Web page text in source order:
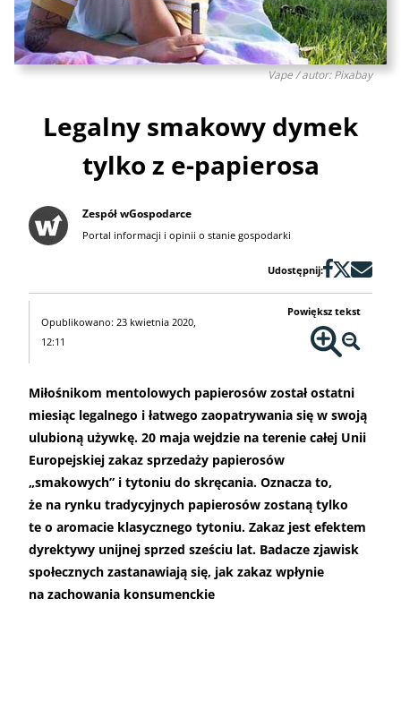
Vape / autor: Pixabay
Legalny smakowy dymek
tylko z e-papierosa
Zespół wGospodarce
Portal informacji i opinii o stanie gospodarki
Udostępnij:
Opublikowano: 23 kwietnia 2020,
12:11
Powiększ tekst
Miłośnikom mentolowych papierosów został ostatni
miesiąc legalnego i łatwego zaopatrywania się w swoją
ulubioną używkę. 20 maja wejdzie na terenie całej Unii
Europejskiej zakaz sprzedaży papierosów
„smakowych” i tytoniu do skręcania. Oznacza to,
że na rynku tradycyjnych papierosów zostaną tylko
te o aromacie klasycznego tytoniu. Zakaz jest efektem
dyrektywy unijnej sprzed sześciu lat. Badacze zjawisk
społecznych zastanawiają się, jak zakaz wpłynie
na zachowania konsumenckie